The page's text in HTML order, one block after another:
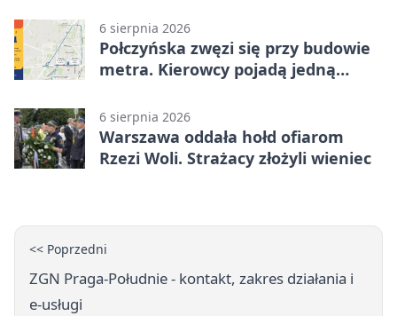
6 sierpnia 2026
Połczyńska zwęzi się przy budowie
metra. Kierowcy pojadą jedną
6 sierpnia 2026
Warszawa oddała hołd ofiarom
Rzezi Woli. Strażacy złożyli wieniec
<< Poprzedni
ZGN Praga-Południe - kontakt, zakres działania i
e-usługi